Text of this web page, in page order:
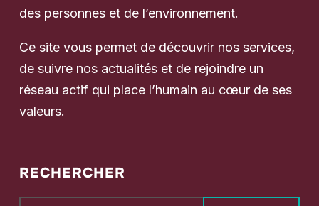
des personnes et de l’environnement.
Ce site vous permet de découvrir nos services,
de suivre nos actualités et de rejoindre un
réseau actif qui place l’humain au cœur de ses
valeurs.
RECHERCHER